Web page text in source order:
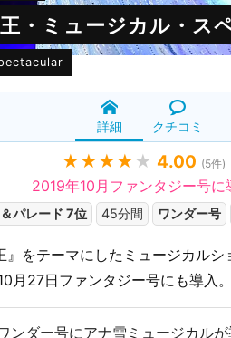
・ミュージカル・ス
詳細 クチコミ
★★★★ ★ 4.00 (5件)
2019年10月ファンタジー号に
パレード 7位 45分間 ワンダー号
』をテーマにしたミュージカルシ
月27日ファンタジー号にも導入。
ンダー号にアナ雪ミュージカル